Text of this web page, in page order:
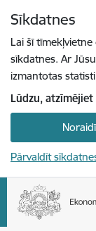
Sīkdatnes
Lai šī
sīkdatnes. Ar
izmantotas
Lūdzu, atzīmējiet
Pārvaldīt